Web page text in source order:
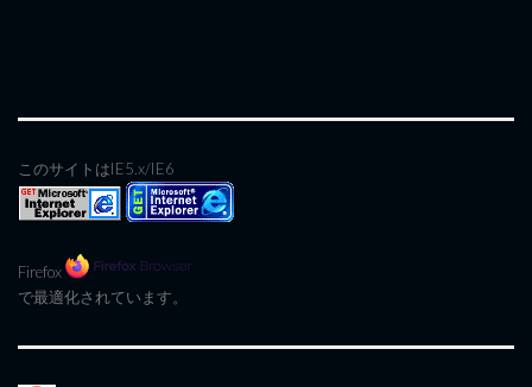
このサイトはIE5.x/IE6
Firefox
で最適化されています。